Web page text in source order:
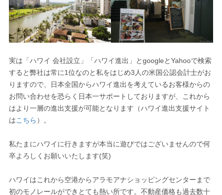
実は「ハワイ 会社設立」「ハワイ進出」とgoogleとYahooで検索
すると弊社は常に1位なのと私をはじめ3人の米国公認会計士がお
りますので、日本全国からハワイ進出を考えているお客様からの
お問い合わせを恐らく日本一サポートしておりますが、これから
はより一層の進出支援が可能となります（ハワイ進出支援サイト
はこちら ）。
私たまにハワイに行きますが本当に遊びではございませんので何
卒よろしくお願いいたします(笑)
ハワイはこれから空港からアラモアナショッピングセンターまで
初のモノレールができとても熱い所です。不動産価格も過去数十